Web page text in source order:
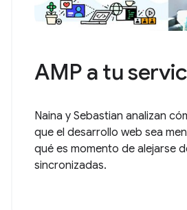
AMP a tu
Naina y Sebastian analizan
que el desarrollo web sea
qué es momento de alejarse
sincronizadas.